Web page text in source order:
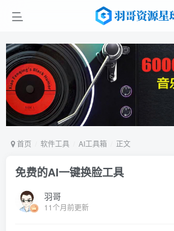
首页 软件工具 AI工具箱 正文
免费的AI一键换脸工具
羽哥
11个月前更新
扫码登录